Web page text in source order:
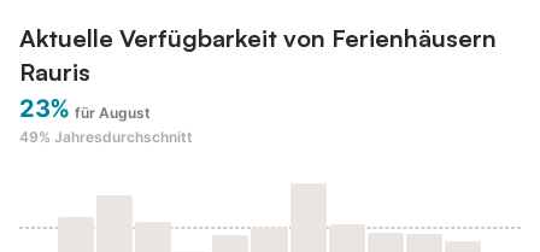
Aktuelle Verfügbarkeit von Ferienhäusern
Rauris
23% für August
49% Jahresdurchschnitt